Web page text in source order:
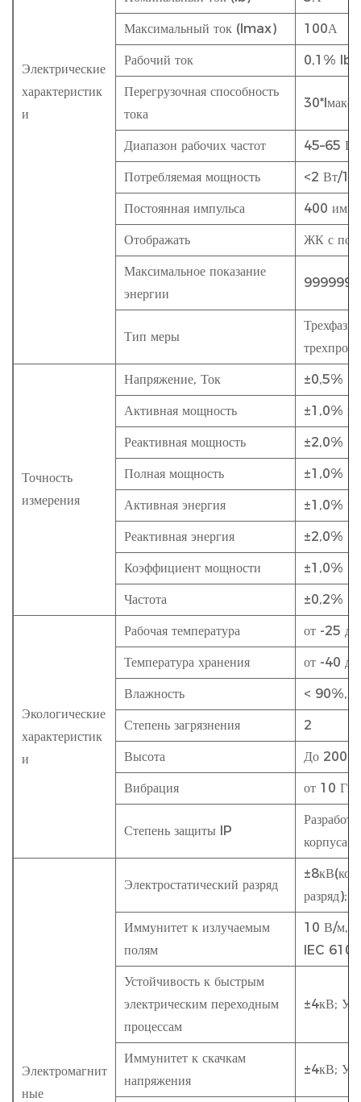
Электрические
характеристик
и
Максимальный ток (Imax) 100А
Рабочий ток 0,1% Ib
Перегрузочная способность
тока
30*Iмакс
Диапазон рабочих частот 45–65 Гц
Потребляемая мощность <2 Вт/
Постоянная импульса 400 имп/
Отображать ЖК с
Максимальное показание
энергии
Тип меры
Точность
измерения
Напряжение, Ток ±0,5%
Активная мощность ±1,0%
Реактивная мощность ±2,0%
Полная мощность ±1,0%
Активная энергия ±1,0%
Реактивная энергия ±2,0%
Коэффициент мощности ±1,0%
Частота ±0,2%
Экологические
характеристик
и
Рабочая температура от -25
Температура хранения от -40
Влажность < 90%,
Степень загрязнения 2
Высота До
Вибрация от 10
Степень защиты IP
корпуса
Электромагнит
ные
Электростатический разряд
разряд);
Иммунитет к излучаемым
полям
10 В/м,
IEC
Устойчивость к быстрым
электрическим переходным
процессам
±4кВ;
Иммунитет к скачкам
напряжения
±4кВ;